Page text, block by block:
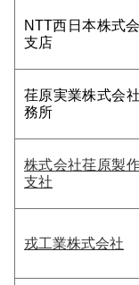
NTT西日本株式
支店
荏原実業株式会
務所
株式会社荏原製
支社
戎工業株式会社